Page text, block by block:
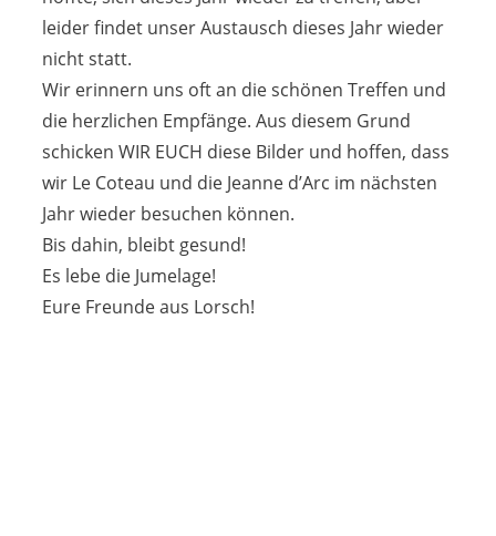
leider findet unser Austausch dieses Jahr wieder
nicht statt.
Wir erinnern uns oft an die schönen Treffen und
die herzlichen Empfänge. Aus diesem Grund
schicken WIR EUCH diese Bilder und hoffen, dass
wir Le Coteau und die Jeanne d’Arc im nächsten
Jahr wieder besuchen können.
Bis dahin, bleibt gesund!
Es lebe die Jumelage!
Eure Freunde aus Lorsch!